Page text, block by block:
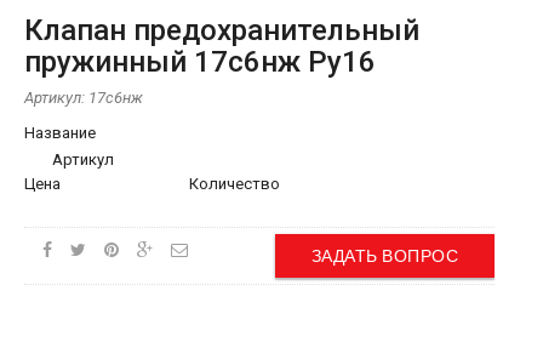
Клапан предохранительный
пружинный 17с6нж Ру16
Артикул: 17с6нж
Название
Артикул
Цена
Количество
ЗАДАТЬ ВОПРОС